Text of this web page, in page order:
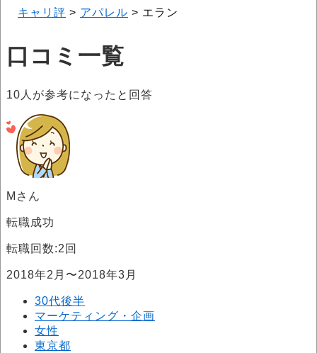
キャリ評 > アパレル > エラン
口コミ一覧
10 人が参考になったと回答
Mさん
転職成功
転職回数:2回
2018年2月〜2018年3月
30代後半
マーケティング・企画
女性
東京都